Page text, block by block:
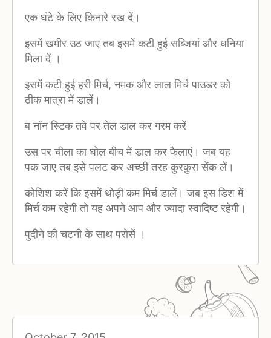
एक घंटे के लिए किनारे रख दें।
इसमें खमीर उठ जाए तब इसमें कटी हुई सब्जियां और धनिया
मिला दें ।
इसमें कटी हुई हरी मिर्च, नमक और लाल मिर्च पाउडर को
ठीक मात्रा में डालें।
ब नॉन स्टिक तवे पर तेल डाल कर गरम करें
उस पर चीला का घोल बीच में डाल कर फैलाएं। जब यह
पक जाए तब इसे पलट कर अच्छी तरह कुरकुरा सेंक लें।
कोशिश करें कि इसमें थोड़ी कम मिर्च डालें। जब इस डिश में
मिर्च कम रहेगी तो यह अपने आप और ज्यादा स्वादिष्ट रहेगी।
पुदीने की चटनी के साथ परोसें ।